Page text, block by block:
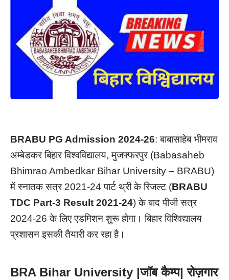
BRABU PG Admission 2024-26: बाबासाहेब भीमराव
अम्बेडकर बिहार विश्वविद्यालय, मुजफ्फरपुर (Babasaheb
Bhimrao Ambedkar Bihar University – BRABU)
में स्नातक सत्र 2021-24 पार्ट थ्री के रिजल्ट (BRABU
TDC Part-3 Result 2021-24) के बाद पीजी सत्र
2024-26 के लिए एडमिशन शुरू होगा। बिहार विश्विद्यालय
प्रशासन इसकी तैयारी कर रहा है।
BRA Bihar University |जॉब कैम्प| रोज़गार